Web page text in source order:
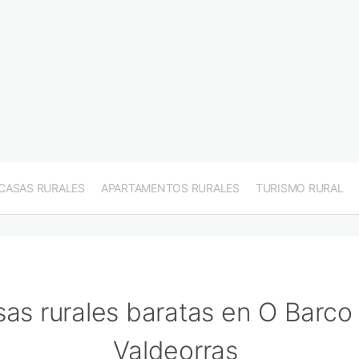
RURALES APARTAMENTOS RURALES TURISMO RURAL
rurales baratas en O
Valdeorras